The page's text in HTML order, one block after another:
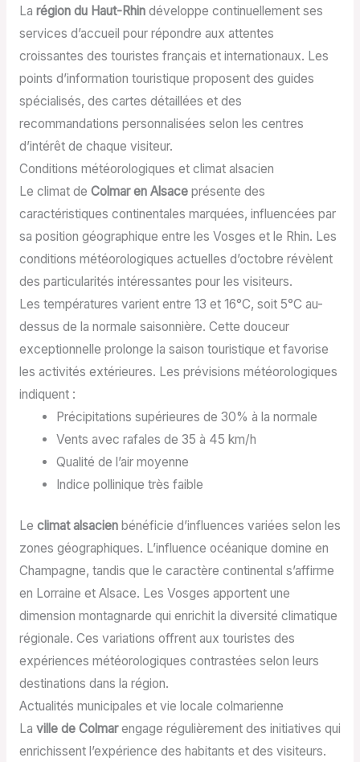
La région du Haut-Rhindéveloppe continuellement ses
services d’accueil pour répondre aux attentes
croissantes des touristes français et internationaux. Les
points d’information touristique proposent des guides
spécialisés, des cartes détaillées et des
recommandations personnalisées selon les centres
d’intérêt de chaque visiteur.
Conditions météorologiques et climat alsacien
Le climat de Colmar en Alsaceprésente des
caractéristiques continentales marquées, influencées par
sa position géographique entre les Vosges et le Rhin. Les
conditions météorologiques actuelles d’octobre révèlent
des particularités intéressantes pour les visiteurs.
Les températures varient entre 13 et 16°C, soit 5°C au-
dessus de la normale saisonnière. Cette douceur
exceptionnelle prolonge la saison touristique et favorise
les activités extérieures. Les prévisions météorologiques
indiquent :
Précipitations supérieures de 30% à la normale
Vents avec rafales de 35 à 45 km/h
Qualité de l’air moyenne
Indice pollinique très faible
Le climat alsacienbénéficie d’influences variées selon les
zones géographiques. L’influence océanique domine en
Champagne, tandis que le caractère continental s’affirme
en Lorraine et Alsace. Les Vosges apportent une
dimension montagnarde qui enrichit la diversité climatique
régionale. Ces variations offrent aux touristes des
expériences météorologiques contrastées selon leurs
destinations dans la région.
Actualités municipales et vie locale colmarienne
La ville de Colmarengage régulièrement des initiatives qui
enrichissent l’expérience des habitants et des visiteurs.